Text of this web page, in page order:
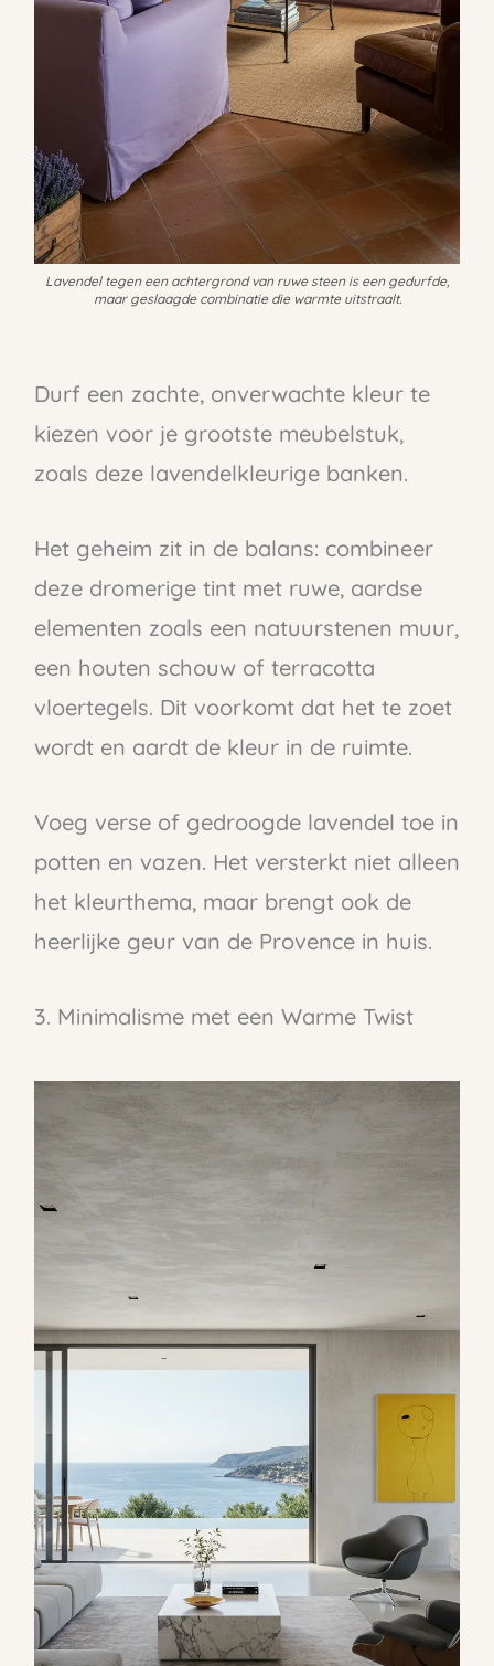
Lavendel tegen een achtergrond van ruwe steen is een gedurfde,
maar geslaagde combinatie die warmte uitstraalt.
Durf een zachte, onverwachte kleur te
kiezen voor je grootste meubelstuk,
zoals deze lavendelkleurige banken.
Het geheim zit in de balans: combineer
deze dromerige tint met ruwe, aardse
elementen zoals een natuurstenen muur,
een houten schouw of terracotta
vloertegels. Dit voorkomt dat het te zoet
wordt en aardt de kleur in de ruimte.
Voeg verse of gedroogde lavendel toe in
potten en vazen. Het versterkt niet alleen
het kleurthema, maar brengt ook de
heerlijke geur van de Provence in huis.
3. Minimalisme met een Warme Twist